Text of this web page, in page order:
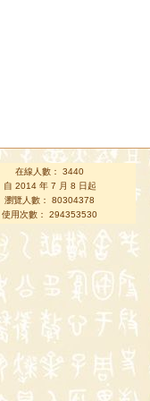
在線人數： 3440
自 2014 年 7 月 8 日起
瀏覽人數： 80304378
使用次數： 294353530